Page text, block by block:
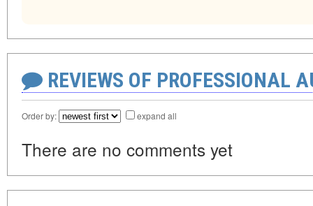
REVIEWS OF PROFESSIONAL
Order by: expand all
There are no comments yet